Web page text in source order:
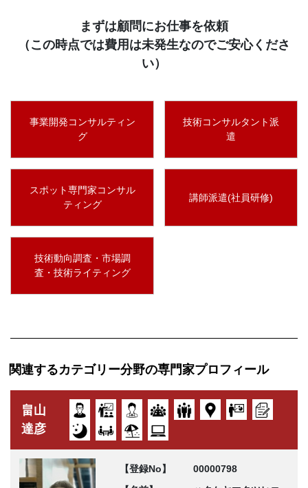
まずは顧問にお仕事を依頼
（この時点では費用は未発生なのでご安心くださ
い）
事業開発コンサルティン
グ
技術コンサルタント派
遣
スポット専門家コンサル
ティング
講師派遣(社員研修)
技術動向調査・市場調
査・技術ライティング
関連するカテゴリー分野の専門家プロフィール
畠山
達彦
【登録No】
00000798